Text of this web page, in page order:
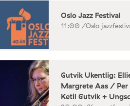
Oslo Jazz Festival
11:00 /Oslo
Gutvik Ukentlig:
Margrete Aas /
Ketil Gutvik +